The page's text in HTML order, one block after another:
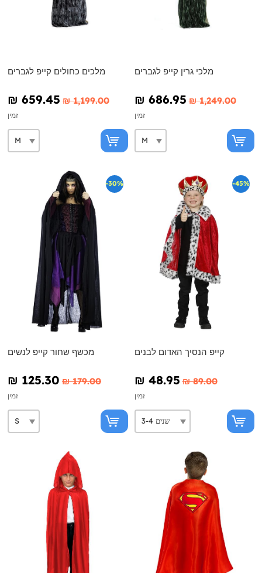
מלכים כחולים קייפ לגברים
₪‎ 659.45 ₪‎ 1,199.00
זמין
מלכי גרין קייפ לגברים
₪‎ 686.95 ₪‎ 1,249.00
זמין
-30%
מכשף שחור קייפ לנשים
₪‎ 125.30 ₪‎ 179.00
זמין
-45%
קייפ הנסיך האדום לבנים
₪‎ 48.95 ₪‎ 89.00
זמין